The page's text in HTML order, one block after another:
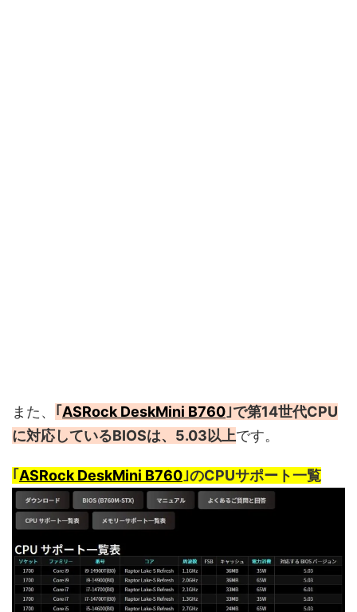
また、 ｢ ASRock DeskMini B760 ｣で第14世代CPU
に対応しているBIOSは、5.03以上です。
｢ ASRock DeskMini B760 ｣のCPUサポート一覧